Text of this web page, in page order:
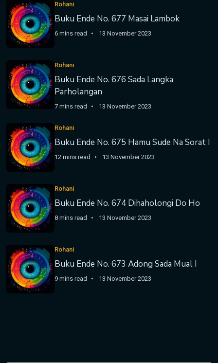
Rohani
Buku Ende No. 677 Masai Lambok
6 mins read 13 November 2023
Rohani
Buku Ende No. 676 Sada Langka
Parholangan
7 mins read 13 November 2023
Rohani
Buku Ende No. 675 Hamu Sude Na Sorat I
12 mins read 13 November 2023
Rohani
Buku Ende No. 674 Dihaholongi Do Ho
8 mins read 13 November 2023
Rohani
Buku Ende No. 673 Adong Sada Mual I
9 mins read 13 November 2023